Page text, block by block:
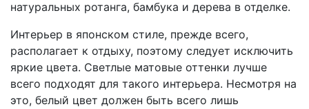
натуральных ротанга, бамбука и дерева в отделке.
Интерьер в японском стиле, прежде всего,
располагает к отдыху, поэтому следует исключить
яркие цвета. Светлые матовые оттенки лучше
всего подходят для такого интерьера. Несмотря на
это, белый цвет должен быть всего лишь